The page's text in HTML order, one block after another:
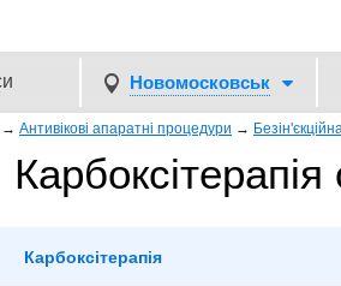
Новомосковськ
→ Антивікові апаратні процедури →
Карбоксітерапія